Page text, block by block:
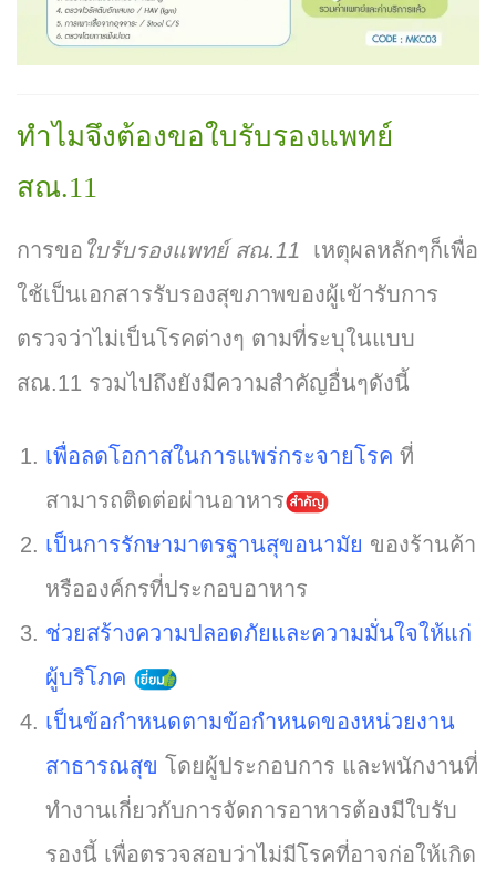
ทำไมจึงต้องขอใบรับรองแพทย์
สณ.11
การขอ ใบรับรองแพทย์ สณ.11 เหตุผลหลักๆก็เพื่อ
ใช้เป็นเอกสารรับรองสุขภาพของผู้เข้ารับการ
ตรวจว่าไม่เป็นโรคต่างๆ ตามที่ระบุในแบบ
สณ.11 รวมไปถึงยังมีความสำคัญอื่นๆดังนี้
เพื่อลดโอกาสในการแพร่กระจายโรค ที่
สามารถติดต่อผ่านอาหาร
เป็นการรักษามาตรฐานสุขอนามัย ของร้านค้า
หรือองค์กรที่ประกอบอาหาร
ช่วยสร้างความปลอดภัยและความมั่นใจให้แก่
ผู้บริโภค
เป็นข้อกำหนดตามข้อกำหนดของหน่วยงาน
สาธารณสุข โดยผู้ประกอบการ และพนักงานที่
ทำงานเกี่ยวกับการจัดการอาหารต้องมีใบรับ
รองนี้ เพื่อตรวจสอบว่าไม่มีโรคที่อาจก่อให้เกิด